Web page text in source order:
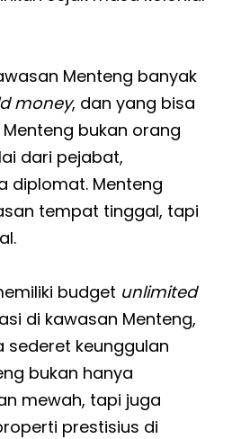
Menteng banyak
money, dan yang bisa
bukan orang
dari pejabat,
diplomat. Menteng
tempat tinggal, tapi
budget unlimited
di kawasan Menteng,
keunggulan
bukan hanya
mewah, tapi juga
prestisius di